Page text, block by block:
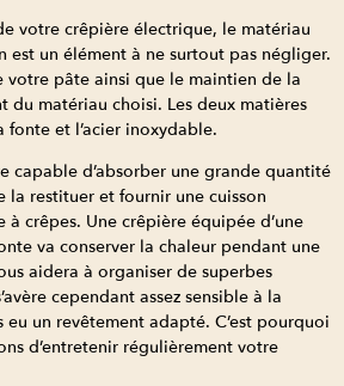
votre crêpière électrique, le matériau
est un élément à ne surtout pas négliger.
votre pâte ainsi que le maintien de la
du matériau choisi. Les deux matières
fonte et l’acier inoxydable.
capable d’absorber une grande quantité
la restituer et fournir une cuisson
crêpes. Une crêpière équipée d’une
va conserver la chaleur pendant une
aidera à organiser de superbes
cependant assez sensible à la
eu un revêtement adapté. C’est pourquoi
d’entretenir régulièrement votre